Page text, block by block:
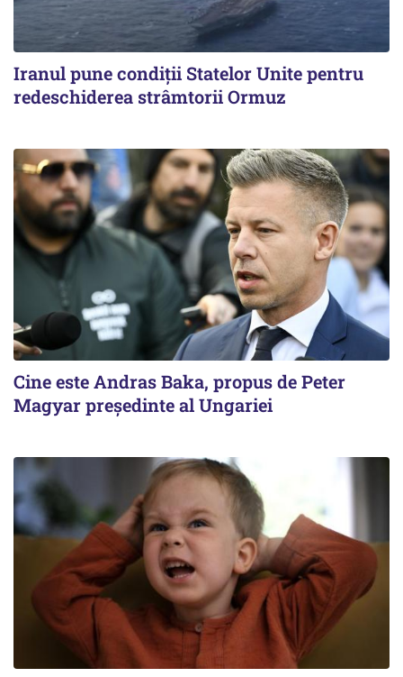
Iranul pune condiții Statelor Unite pentru
redeschiderea strâmtorii Ormuz
Cine este Andras Baka, propus de Peter
Magyar președinte al Ungariei